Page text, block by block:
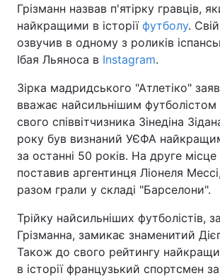
Грізманн назвав п'ятірку гравців,
найкращими в історії футболу.
озвучив в одному з роликів
Ібая Льяноса в Instagram.
Зірка мадридського "Атлетіко"
вважає найсильнішим футболістом
свого співвітчизника Зінедіна
року був визнаний УЄФА
за останні 50 років. На друге місце
поставив аргентинця Ліонеля
разом грали у складі "Барселони".
Трійку найсильніших футболістів,
Грізманна, замикає знаменитий
Також до свого рейтингу
в історії французький спортсмен